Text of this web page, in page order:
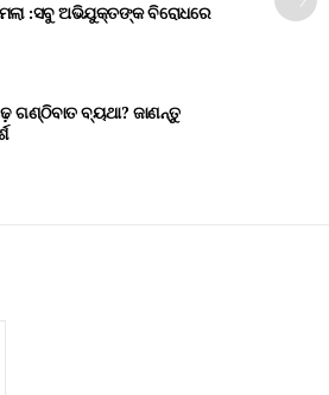
:ସବୁ ଅଭିଯୁକ୍ତଙ୍କ ବିରୋଧରେ
ଗଣ୍ଠିବାତ ବ୍ୟଥା? ଜାଣନ୍ତୁ